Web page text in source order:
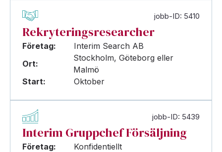
jobb-ID: 5410
Rekryteringsresearcher
Företag:
Interim Search AB
Ort:
Stockholm, Göteborg eller
Malmö
Start:
Oktober
jobb-ID: 5439
Interim Gruppchef Försäljning
Företag:
Konfidentiellt